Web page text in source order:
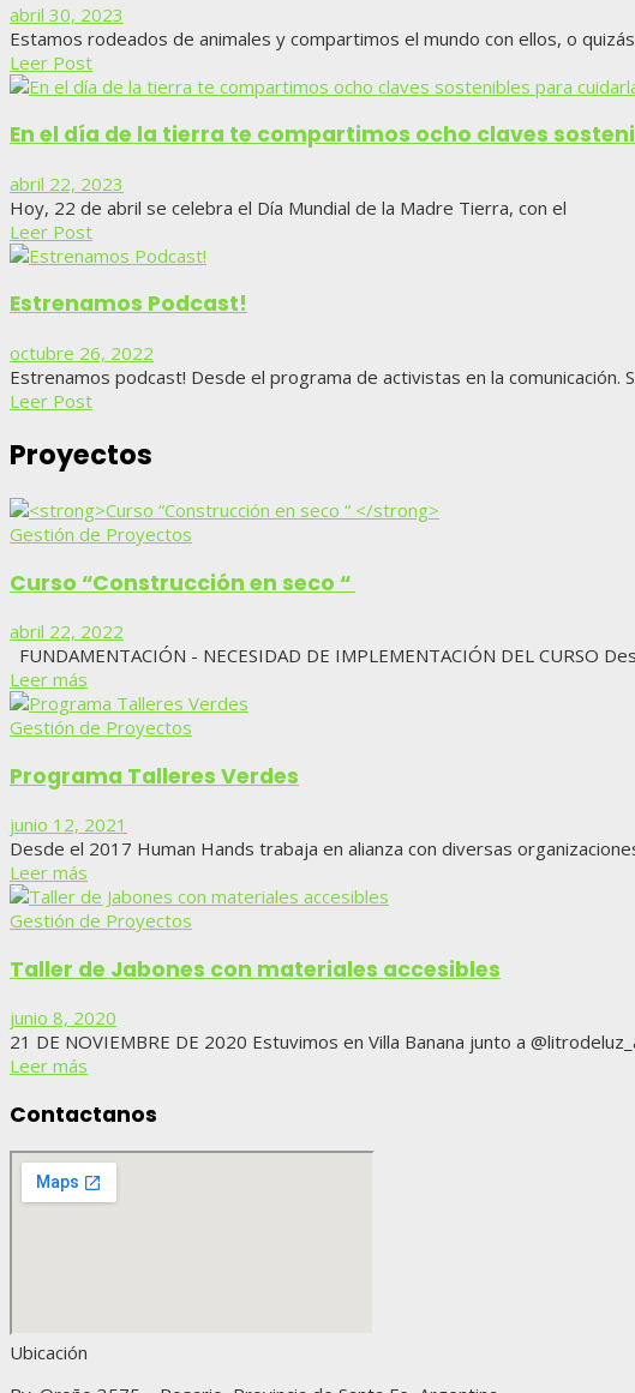
abril 30, 2023
Estamos rodeados de animales y compartimos el mundo con ellos, o
Leer Post
En el día de la tierra te compartimos ocho claves
abril 22, 2023
Hoy, 22 de abril se celebra el Día Mundial de la Madre Tierra, con el
Leer Post
Estrenamos Podcast!
octubre 26, 2022
Estrenamos podcast! Desde el programa de activistas en la comunicación.
Leer Post
Proyectos
Gestión de Proyectos
Curso “Construcción en seco “
abril 22, 2022
FUNDAMENTACIÓN - NECESIDAD DE IMPLEMENTACIÓN DEL CURSO
Leer más
Gestión de Proyectos
Programa Talleres Verdes
junio 12, 2021
Desde el 2017 Human Hands trabaja en alianza con diversas
Leer más
Gestión de Proyectos
Taller de Jabones con materiales accesibles
junio 8, 2020
21 DE NOVIEMBRE DE 2020 Estuvimos en Villa Banana junto a
Leer más
Contactanos
Ubicación